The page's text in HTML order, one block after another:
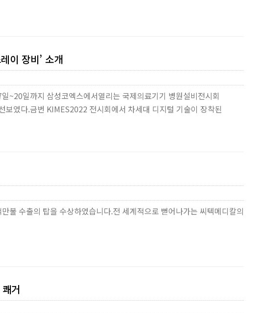
이 장비’ 소개
~20일까지 삼성코엑스에서열리는 국제의료기기 병원설비전시회
였다.금번 KIMES2022 전시회에서 차세대 디지털 기술이 장착된
불 수출의 탑을 수상하였습니다.전 세계적으로 뻗어나가는 씨텍메디칼의
거